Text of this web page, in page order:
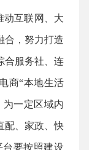
动互联网、大
合，努力打造
合服务社、连
商“本地生活
为一定区域内
配、家政、快
台要按照建设